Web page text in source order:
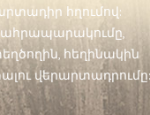
հղումով:
հեղինակին
վերարտադրումը: